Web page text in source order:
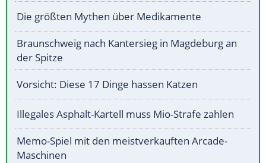
Die größten Mythen über Medikamente
Braunschweig nach Kantersieg in Magdeburg an
der Spitze
Vorsicht: Diese 17 Dinge hassen Katzen
Illegales Asphalt-Kartell muss Mio-Strafe zahlen
Memo-Spiel mit den meistverkauften Arcade-
Maschinen